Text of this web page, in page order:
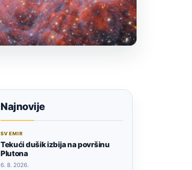
Najnovije
SVEMIR
Tekući dušik izbija na površinu
Plutona
6. 8. 2026.